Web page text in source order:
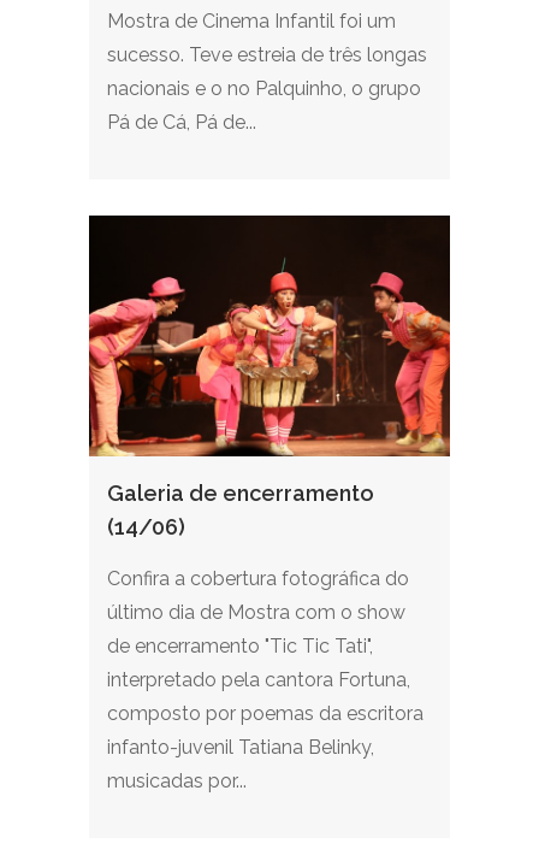
Mostra de Cinema Infantil foi um
sucesso. Teve estreia de três longas
nacionais e o no Palquinho, o grupo
Pá de Cá, Pá de...
Galeria de encerramento
(14/06)
Confira a cobertura fotográfica do
último dia de Mostra com o show
de encerramento "Tic Tic Tati",
interpretado pela cantora Fortuna,
composto por poemas da escritora
infanto-juvenil Tatiana Belinky,
musicadas por...